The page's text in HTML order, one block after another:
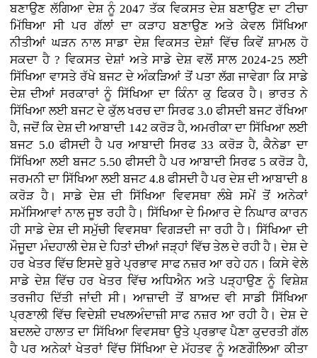
ਬਣਾਉਣ ਲੱਗਿਆ ਦੇਸ਼ ਨੂੰ 2047 ਤੱਕ ਵਿਕਸਤ ਦੇਸ਼ ਬਣਾਉਣ ਦਾ ਟੀਚਾ
ਮਿੱਥਿਆ ਸੀ ਪਰ ਗੱਲਾਂ ਦਾ ਕੜਾਹ ਬਣਾਉਣ ਅਤੇ ਕੇਵਲ ਸਿੱਖਿਆ
ਨੀਤੀਆਂ ਘੜਨ ਨਾਲ ਸਾਡਾ ਦੇਸ਼ ਵਿਕਸਤ ਦੇਸ਼ਾਂ ਵਿੱਚ ਕਿਵੇਂ ਸ਼ਾਮਲ ਹੋ
ਸਕਦਾ ਹੈ ? ਵਿਕਸਤ ਦੇਸ਼ਾਂ ਅਤੇ ਸਾਡੇ ਦੇਸ਼ ਵਲੋਂ ਸਾਲ 2024-25 ਲਈ
ਸਿੱਖਿਆ ਵਾਸਤੇ ਰੱਖੇ ਬਜਟ ਦੇ ਅੰਕੜਿਆਂ ਤੋਂ ਪਤਾ ਲੱਗ ਜਾਵੇਗਾ ਕਿ ਸਾਡੇ
ਦੇਸ਼ ਦੀਆਂ ਸਰਕਾਰਾਂ ਨੂੰ ਸਿੱਖਿਆ ਦਾ ਕਿੰਨਾ ਕੁ ਫਿਕਰ ਹੈ। ਭਾਰਤ ਨੇ
ਸਿੱਖਿਆ ਲਈ ਬਜਟ ਦੇ ਕੁੱਲ ਖਰਚ ਦਾ ਸਿਰਫ 3.0 ਫੀਸਦੀ ਬਜਟ ਰੱਖਿਆ
ਹੈ, ਜਦੋਂ ਕਿ ਦੇਸ਼ ਦੀ ਆਬਾਦੀ 142 ਕਰੋੜ ਹੈ, ਅਮਰੀਕਾ ਦਾ ਸਿੱਖਿਆ ਲਈ
ਬਜਟ 5.0 ਫੀਸਦੀ ਹੈ ਪਰ ਆਬਾਦੀ ਸਿਰਫ 33 ਕਰੋੜ ਹੈ, ਕੈਨੇਡਾ ਦਾ
ਸਿੱਖਿਆ ਲਈ ਬਜਟ 5.50 ਫੀਸਦੀ ਹੈ ਪਰ ਆਬਾਦੀ ਸਿਰਫ 5 ਕਰੋੜ ਹੈ,
ਜਰਮਨੀ ਦਾ ਸਿੱਖਿਆ ਲਈ ਬਜਟ 4.8 ਫੀਸਦੀ ਹੈ ਪਰ ਦੇਸ਼ ਦੀ ਆਬਾਦੀ 8
ਕਰੋੜ ਹੈ। ਸਾਡੇ ਦੇਸ਼ ਦੀ ਸਿੱਖਿਆ ਵਿਵਸਥਾ ਲੰਬੇ ਸਮੇਂ ਤੋਂ ਅਨੇਕਾਂ
ਸਮੱਸਿਆਵਾਂ ਨਾਲ ਜੂਝ ਰਹੀ ਹੈ। ਸਿੱਖਿਆ ਦੇ ਮਿਆਰ ਦੇ ਨਿਘਾਰ ਕਾਰਨ
ਹੀ ਸਾਡੇ ਦੇਸ਼ ਦੀ ਸਮੁੱਚੀ ਵਿਵਸਥਾ ਵਿਗੜਦੀ ਜਾ ਰਹੀ ਹੈ। ਸਿੱਖਿਆ ਦੀ
ਮੌਜੂਦਾ ਮੰਦਹਾਲੀ ਦੇਸ਼ ਦੇ ਹਿਤਾਂ ਦੀਆਂ ਜੜ੍ਹਾਂ ਵਿੱਚ ਤੇਲ ਦੇ ਰਹੀ ਹੈ। ਦੇਸ਼ ਦੇ
ਹਰ ਖੇਤਰ ਵਿੱਚ ਇਸਦੇ ਬੁਰੇ ਪ੍ਰਭਾਵ ਸਾਫ ਨਜ਼ਰ ਆ ਰਹੇ ਹਨ। ਕਿਸੇ ਵੇਲੇ
ਸਾਡੇ ਦੇਸ਼ ਵਿੱਚ ਹਰ ਖੇਤਰ ਵਿੱਚ ਅਧਿਐਨ ਅਤੇ ਪੜ੍ਹਾਉਣ ਨੂੰ ਵਿਸ਼ੇਸ਼
ਤਰਜੀਹ ਦਿੱਤੀ ਜਾਂਦੀ ਸੀ। ਆਜ਼ਾਦੀ ਤੋਂ ਬਾਅਦ ਵੀ ਸਾਡੀ ਸਿੱਖਿਆ
ਪ੍ਰਣਾਲੀ ਵਿੱਚ ਵਿਦੇਸ਼ੀ ਦਖਲਅੰਦਾਜ਼ੀ ਸਾਫ ਨਜ਼ਰ ਆ ਰਹੀ ਹੈ। ਦੇਸ਼ ਦੇ
ਬਦਲਦੇ ਹਾਲਾਤ ਦਾ ਸਿੱਖਿਆ ਵਿਵਸਥਾ ਉਤੇ ਪ੍ਰਭਾਵ ਪੈਣਾ ਕੁਦਰਤੀ ਗੱਲ
ਹੈ ਪਰ ਅਨੇਕਾਂ ਖੇਤਰਾਂ ਵਿੱਚ ਸਿੱਖਿਆ ਦੇ ਮੱਹਤਵ ਨੂੰ ਅਣਗੌਲਿਆ ਕੀਤਾ